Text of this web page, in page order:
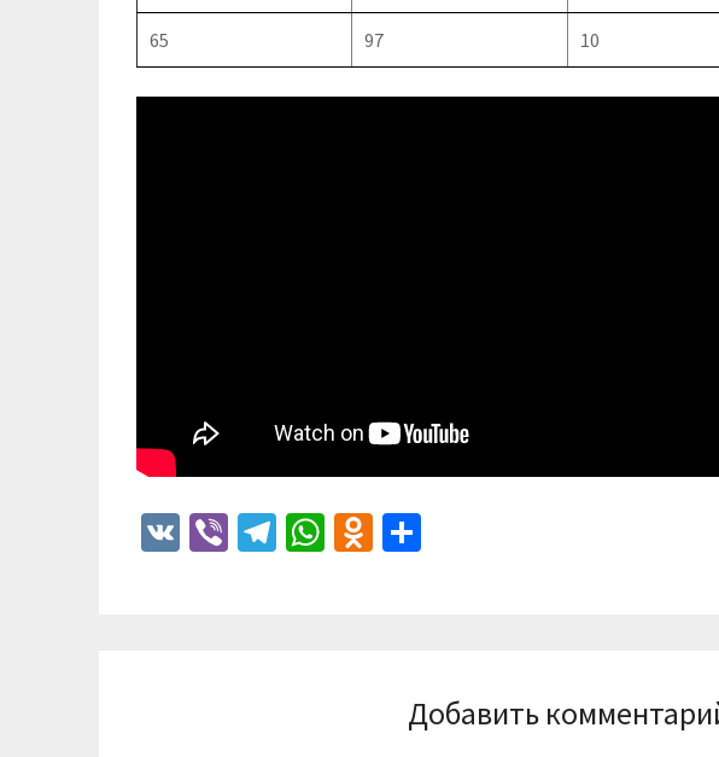
65 97 10
VK ViberTelegram
WhatsApp
Odnoklassniki
Добавить